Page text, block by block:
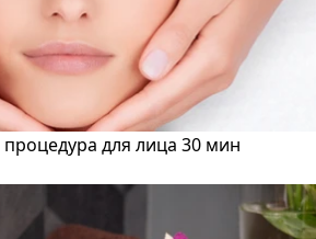
для лица 30 мин